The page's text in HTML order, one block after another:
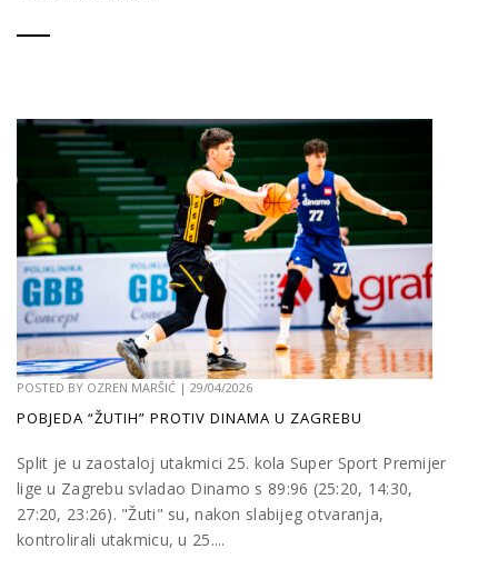
POSTED BY OZREN MARŠIĆ | 29/04/2026
POBJEDA “ŽUTIH” PROTIV DINAMA U ZAGREBU
Split je u zaostaloj utakmici 25. kola Super Sport Premijer
lige u Zagrebu svladao Dinamo s 89:96 (25:20, 14:30,
27:20, 23:26). "Žuti" su, nakon slabijeg otvaranja,
kontrolirali utakmicu, u 25....